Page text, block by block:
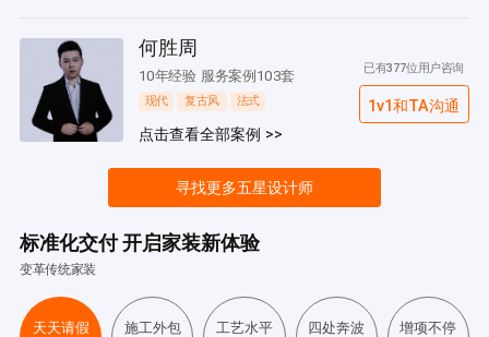
何胜周
10年经验 服务案例103套
现代 复古风 法式
点击查看全部案例 >>
已有377位用户咨询
1v1和TA沟通
寻找更多五星设计师
标准化交付 开启家装新体验
变革传统家装
天天请假
施工外包
工艺水平
四处奔波
增项不停